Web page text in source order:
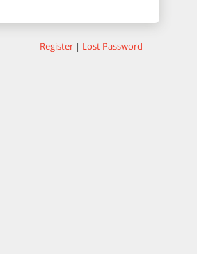
Register | Lost Password